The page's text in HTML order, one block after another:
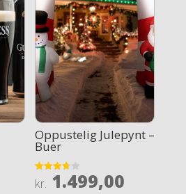
Oppustelig Julepynt –
Buer
Rated
3.7
kr. 1.499,00